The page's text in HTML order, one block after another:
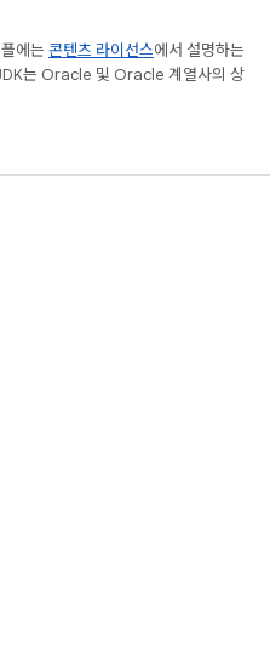
에는 콘텐츠 라이선스에서 설명하는
는 Oracle 및 Oracle 계열사의 상